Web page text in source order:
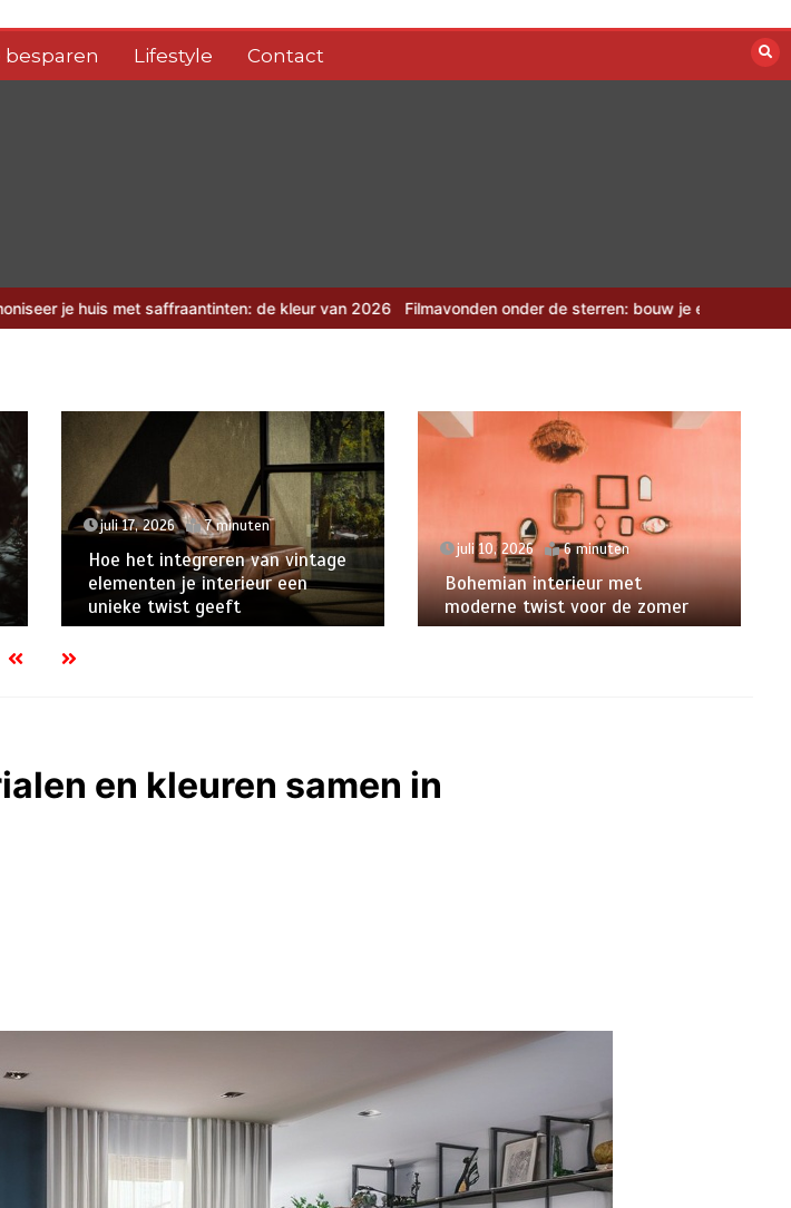
besparen Lifestyle Contact
saffraantinten: de kleur van 2026 Filmavonden onder de sterren: bouw je eigen zomerbioscoop
juli 17, 2026 7 minuten
Hoe het integreren van vintage
elementen je interieur een
unieke twist geeft
juli 10, 2026 6 minuten
Bohemian interieur met
moderne twist voor de zomer
en kleuren samen in